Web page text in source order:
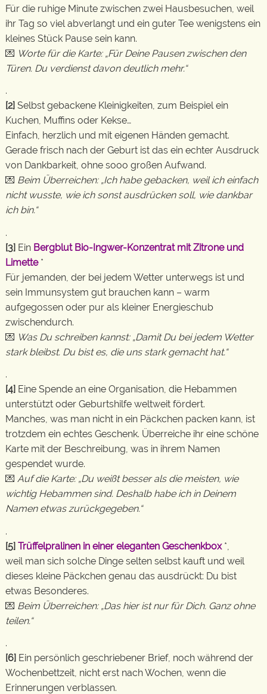
Für die ruhige Minute zwischen zwei Hausbesuchen, weil
ihr Tag so viel abverlangt und ein guter Tee wenigstens ein
kleines Stück Pause sein kann.
💌 Worte für die Karte: „Für Deine Pausen zwischen den
Türen. Du verdienst davon deutlich mehr.“
.
[2] Selbst gebackene Kleinigkeiten, zum Beispiel ein
Kuchen, Muffins oder Kekse…
Einfach, herzlich und mit eigenen Händen gemacht.
Gerade frisch nach der Geburt ist das ein echter Ausdruck
von Dankbarkeit, ohne sooo großen Aufwand.
💌 Beim Überreichen: „Ich habe gebacken, weil ich einfach
nicht wusste, wie ich sonst ausdrücken soll, wie dankbar
ich bin.“
.
[3] Ein Bergblut Bio-Ingwer-Konzentrat mit Zitrone und
Limette*
Für jemanden, der bei jedem Wetter unterwegs ist und
sein Immunsystem gut brauchen kann – warm
aufgegossen oder pur als kleiner Energieschub
zwischendurch.
💌 Was Du schreiben kannst: „Damit Du bei jedem Wetter
stark bleibst. Du bist es, die uns stark gemacht hat.“
.
[4] Eine Spende an eine Organisation, die Hebammen
unterstützt oder Geburtshilfe weltweit fördert.
Manches, was man nicht in ein Päckchen packen kann, ist
trotzdem ein echtes Geschenk. Überreiche ihr eine schöne
Karte mit der Beschreibung, was in ihrem Namen
gespendet wurde.
💌 Auf die Karte: „Du weißt besser als die meisten, wie
wichtig Hebammen sind. Deshalb habe ich in Deinem
Namen etwas zurückgegeben.“
.
[5] Trüffelpralinen in einer eleganten Geschenkbox*,
weil man sich solche Dinge selten selbst kauft und weil
dieses kleine Päckchen genau das ausdrückt: Du bist
etwas Besonderes.
💌 Beim Überreichen: „Das hier ist nur für Dich. Ganz ohne
teilen.“
.
[6] Ein persönlich geschriebener Brief, noch während der
Wochenbettzeit, nicht erst nach Wochen, wenn die
Erinnerungen verblassen.